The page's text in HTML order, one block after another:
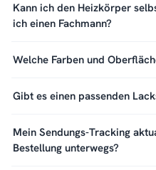
Kann ich den Heizkörper
ich einen Fachmann?
Welche Farben und
Gibt es einen passenden
Mein Sendungs-Tracking
Bestellung unterwegs?